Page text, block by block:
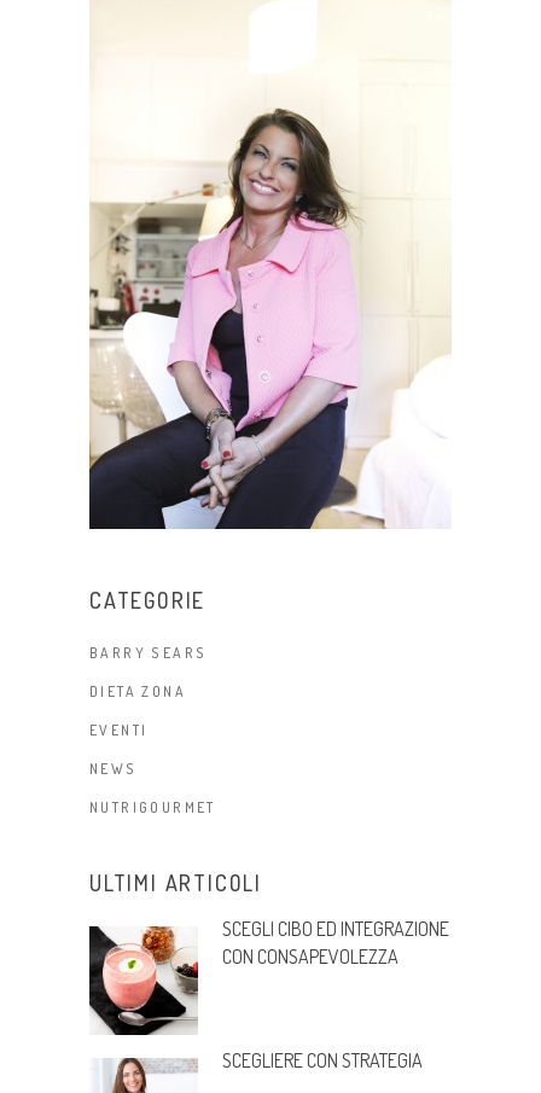
CATEGORIE
BARRY SEARS
DIETA ZONA
EVENTI
NEWS
NUTRIGOURMET
ULTIMI ARTICOLI
SCEGLI CIBO ED INTEGRAZIONE
CON CONSAPEVOLEZZA
SCEGLIERE CON STRATEGIA